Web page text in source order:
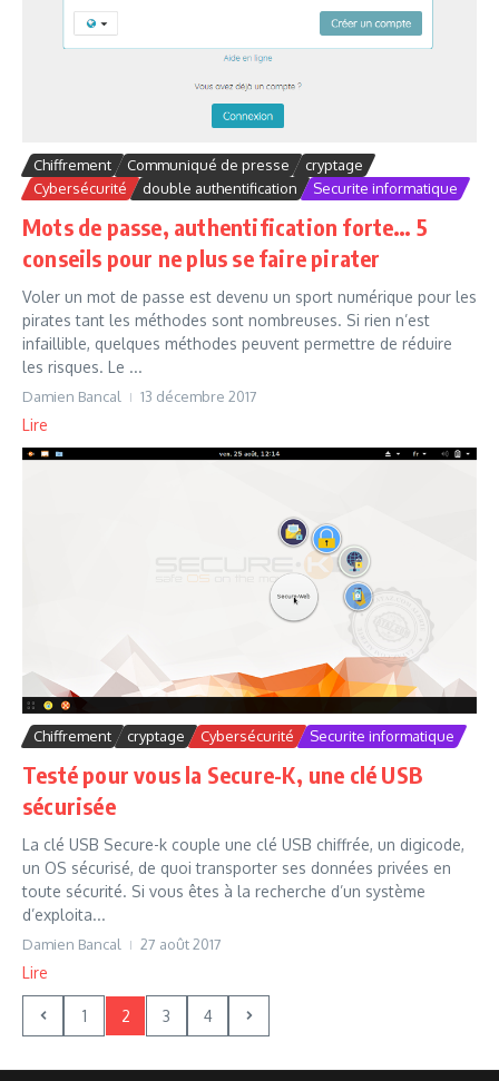
Chiffrement Communiqué de presse
cryptage
Cybersécurité
double authentification Securite informatique
Mots de passe, authentification forte… 5
conseils pour ne plus se faire pirater
Voler un mot de passe est devenu un sport numérique pour les
pirates tant les méthodes sont nombreuses. Si rien n’est
infaillible, quelques méthodes peuvent permettre de réduire
les risques. Le ...
Damien Bancal 13 décembre 2017
Lire
Chiffrement cryptage Cybersécurité Securite informatique
Testé pour vous la Secure-K, une clé USB
sécurisée
La clé USB Secure-k couple une clé USB chiffrée, un digicode,
un OS sécurisé, de quoi transporter ses données privées en
toute sécurité. Si vous êtes à la recherche d’un système
d’exploita...
Damien Bancal 27 août 2017
Lire
1 2 3 4